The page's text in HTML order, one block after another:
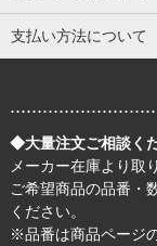
支払い方法について
◆大量注文ご相談く
メーカー在庫より取
ご希望商品の品番・
ください。
※品番は商品ページ